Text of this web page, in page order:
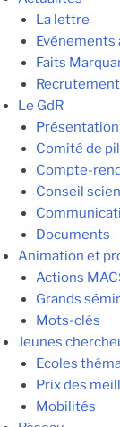
La lettre
Evénements
Faits
Le GdR
Présentation
Comité de
Compte-
Conseil
Documents
Animation et
Actions
Grands
Mots-clés
Jeunes
Ecoles
Prix des
Mobilités